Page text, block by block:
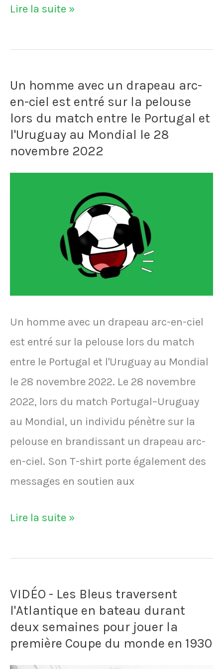
VIDÉO
Dans
vestiaire
de
l'OL
au
le
cri
de
guerre
du
nouveau
coach
Alain
Perrin
on
fait
un
cri
Lire la suite »
Un homme avec un drapeau arc-
en-ciel est entré sur la pelouse
lors du match entre le Portugal et
l'Uruguay au Mondial le 28
novembre 2022
Un homme avec un drapeau arc-en-ciel
est entré sur la pelouse lors du match
entre le Portugal et l'Uruguay au Mondial
le 28 novembre 2022. Le 28 novembre
2022, lors du match Portugal–Uruguay
au Mondial, un individu pénètre sur la
pelouse en brandissant un drapeau arc-
en-ciel. Son T-shirt porte également des
messages en soutien aux
Un
avec
drapeau
arc-
Lire la suite »
VIDÉO - Les Bleus traversent
l'Atlantique en bateau durant
deux semaines pour jouer la
première Coupe du monde en 1930